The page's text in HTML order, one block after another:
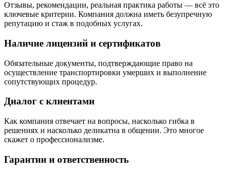
Отзывы, рекомендации, реальная практика работы — всё это
ключевые критерии. Компания должна иметь безупречную
репутацию и стаж в подобных услугах.
Наличие лицензий и сертификатов
Обязательные документы, подтверждающие право на
осуществление транспортировки умерших и выполнение
сопутствующих процедур.
Диалог с клиентами
Как компания отвечает на вопросы, насколько гибка в
решениях и насколько деликатна в общении. Это многое
скажет о профессионализме.
Гарантии и ответственность